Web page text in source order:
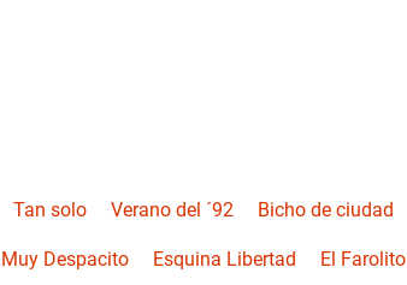
Tan solo Verano del ´92 Bicho de ciudad
Muy Despacito Esquina Libertad El Farolito